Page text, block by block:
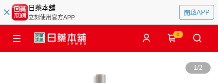
日藥本舖
立刻使用官方APP
開啟APP
0
1/2